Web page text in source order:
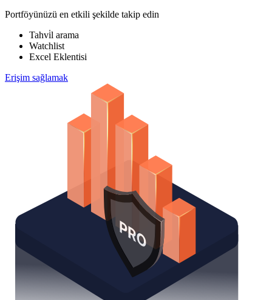
Portföyünüzü en etkili şekilde takip edin
Tahvi̇l arama
Watchlist
Excel Eklentisi
Erişim sağlamak